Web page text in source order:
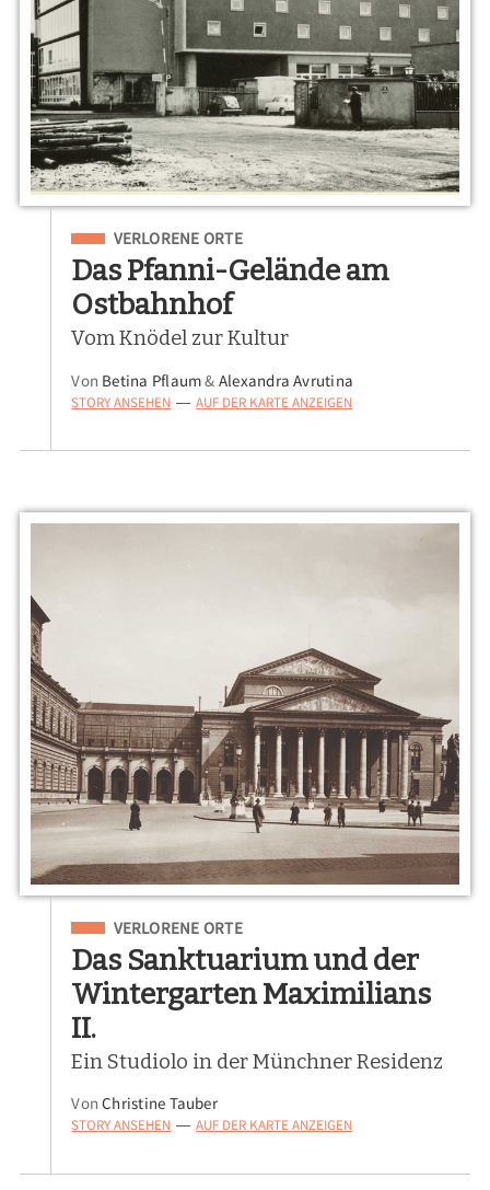
Eingeordnet unter
VERLORENE ORTE
Das Pfanni-Gelände am
Ostbahnhof
Vom Knödel zur Kultur
Von Betina Pflaum& Alexandra Avrutina
STORY ANSEHEN — AUF DER KARTE ANZEIGEN
Eingeordnet unter
VERLORENE ORTE
Das Sanktuarium und der
Wintergarten Maximilians
II.
Ein Studiolo in der Münchner Residenz
VonChristine Tauber
STORY ANSEHEN — AUF DER KARTE ANZEIGEN